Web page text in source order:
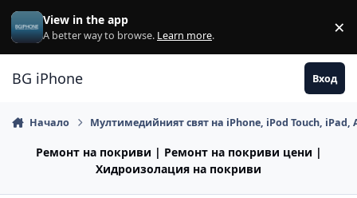
Премини към съдържанието
View in the app
A better way to browse. Learn more. ×
BG iPhone Вход
Начало Мултимедийният свят на iPhone, iPod Touch, iPad,
Ремонт на покриви | Ремонт на покриви цени |
Хидроизолация на покриви